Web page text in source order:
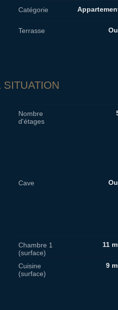
Catégorie
Terrasse
Nombre
d'étages
Cave
Chambre 1
(surface)
11
Cuisine
(surface)
9